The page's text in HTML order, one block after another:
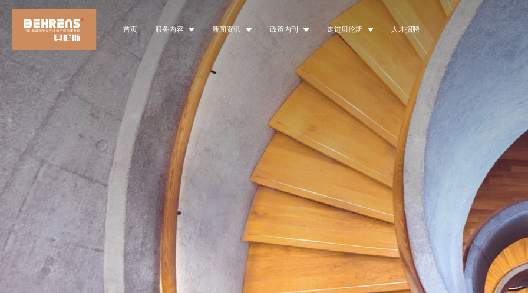
首页 服务内容 新闻资讯 政策内刊 走进贝伦斯 人才招聘